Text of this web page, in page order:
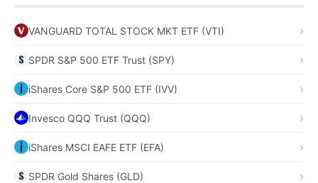
VANGUARD TOTAL STOCK MKT ETF (VTI)
SPDR S&P 500 ETF Trust (SPY)
iShares Core S&P 500 ETF (IVV)
Invesco QQQ Trust (QQQ)
iShares MSCI EAFE ETF (EFA)
SPDR Gold Shares (GLD)